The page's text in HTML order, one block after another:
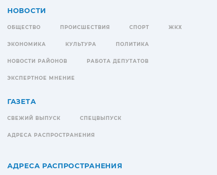
НОВОСТИ
ОБЩЕСТВО ПРОИСШЕСТВИЯ СПОРТ ЖКХ
ЭКОНОМИКА КУЛЬТУРА ПОЛИТИКА
НОВОСТИ РАЙОНОВ РАБОТА ДЕПУТАТОВ
ЭКСПЕРТНОЕ МНЕНИЕ
ГАЗЕТА
СВЕЖИЙ ВЫПУСК СПЕЦВЫПУСК
АДРЕСА РАСПРОСТРАНЕНИЯ
АДРЕСА РАСПРОСТРАНЕНИЯ